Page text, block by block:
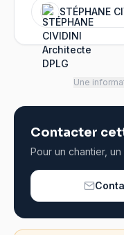
STÉPHANE
Une
Contacter
Pour un chantier,